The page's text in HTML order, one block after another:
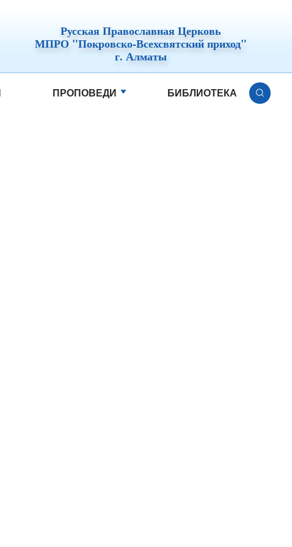
Русская Православная Церковь
МПРО "Покровско-Всехсвятский приход"
г. Алматы
ПРОПОВЕДИ БИБЛИОТЕКА